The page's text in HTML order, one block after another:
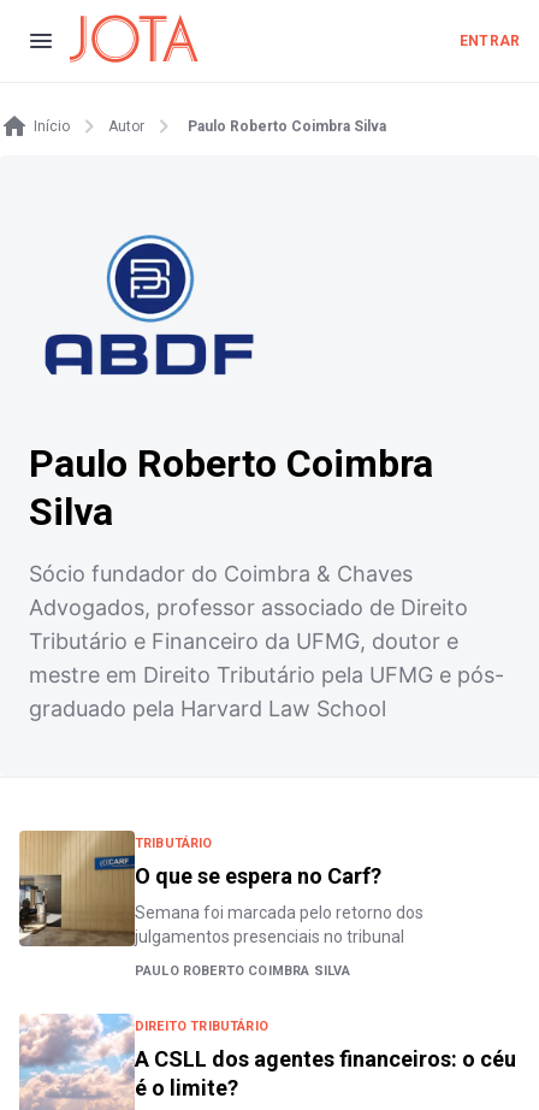
ENTRAR
Início Autor Paulo Roberto Coimbra Silva
Paulo Roberto Coimbra
Silva
Sócio fundador do Coimbra & Chaves
Advogados, professor associado de Direito
Tributário e Financeiro da UFMG, doutor e
mestre em Direito Tributário pela UFMG e pós-
graduado pela Harvard Law School
TRIBUTÁRIO
O que se espera no Carf?
Semana foi marcada pelo retorno dos
julgamentos presenciais no tribunal
PAULO ROBERTO COIMBRA SILVA
DIREITO TRIBUTÁRIO
A CSLL dos agentes financeiros: o céu
é o limite?